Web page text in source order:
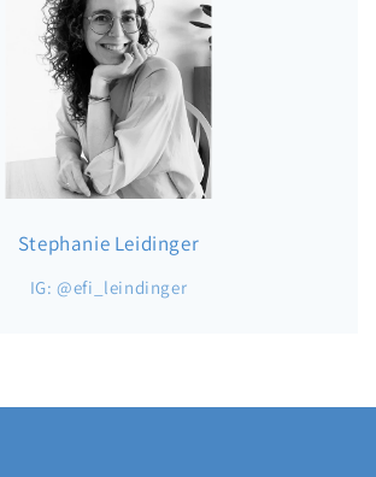
Stephanie Leidinger
IG: @efi_leindinger